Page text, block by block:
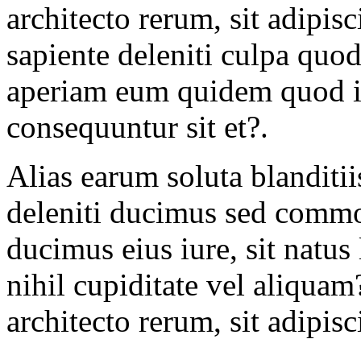
architecto rerum, sit
sapiente deleniti culpa
aperiam eum quidem quod
consequuntur sit et?.
Alias earum soluta
deleniti ducimus sed
ducimus eius iure, sit
nihil cupiditate vel
architecto rerum, sit